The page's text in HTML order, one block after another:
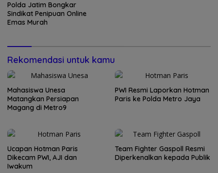
Polda Jatim Bongkar
Sindikat Penipuan Online
Emas Murah
Rekomendasi untuk kamu
Mahasiswa Unesa
Matangkan Persiapan
Magang di Metro9
PWI Resmi Laporkan Hotman
Paris ke Polda Metro Jaya
Ucapan Hotman Paris
Dikecam PWI, AJI dan
Iwakum
Team Fighter Gaspoll Resmi
Diperkenalkan kepada Publik